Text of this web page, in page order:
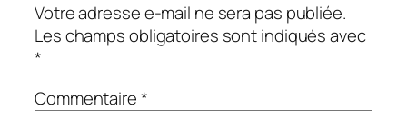
Votre adresse e-mail ne sera pas publiée.
Les champs obligatoires sont indiqués avec
*
Commentaire*